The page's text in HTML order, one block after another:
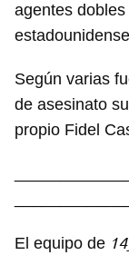
agentes
Según varias
de asesinato
propio Fidel
El equipo de